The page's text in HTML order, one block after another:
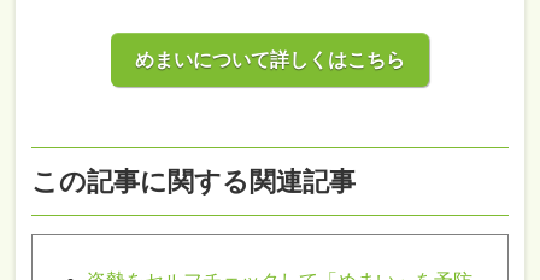
めまいについて詳しくはこちら
この記事に関する関連記事